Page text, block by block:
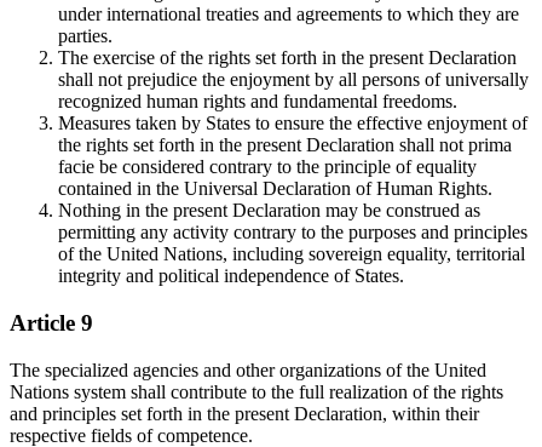
under international treaties and agreements to which they are
parties.
The exercise of the rights set forth in the present Declaration
shall not prejudice the enjoyment by all persons of universally
recognized human rights and fundamental freedoms.
Measures taken by States to ensure the effective enjoyment of
the rights set forth in the present Declaration shall not prima
facie be considered contrary to the principle of equality
contained in the Universal Declaration of Human Rights.
Nothing in the present Declaration may be construed as
permitting any activity contrary to the purposes and principles
of the United Nations, including sovereign equality, territorial
integrity and political independence of States.
Article 9
The specialized agencies and other organizations of the United
Nations system shall contribute to the full realization of the rights
and principles set forth in the present Declaration, within their
respective fields of competence.